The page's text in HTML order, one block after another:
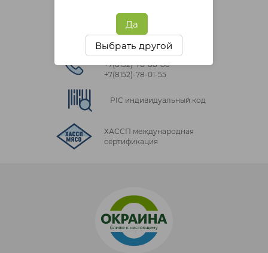
Да
Выбрать другой
Бонусная программа
Связаться с нами
+7(8152)‑78‑88‑88
+7(8152)‑78‑01‑55
PIC индивидуальный код
ХАССП международная
сертификация